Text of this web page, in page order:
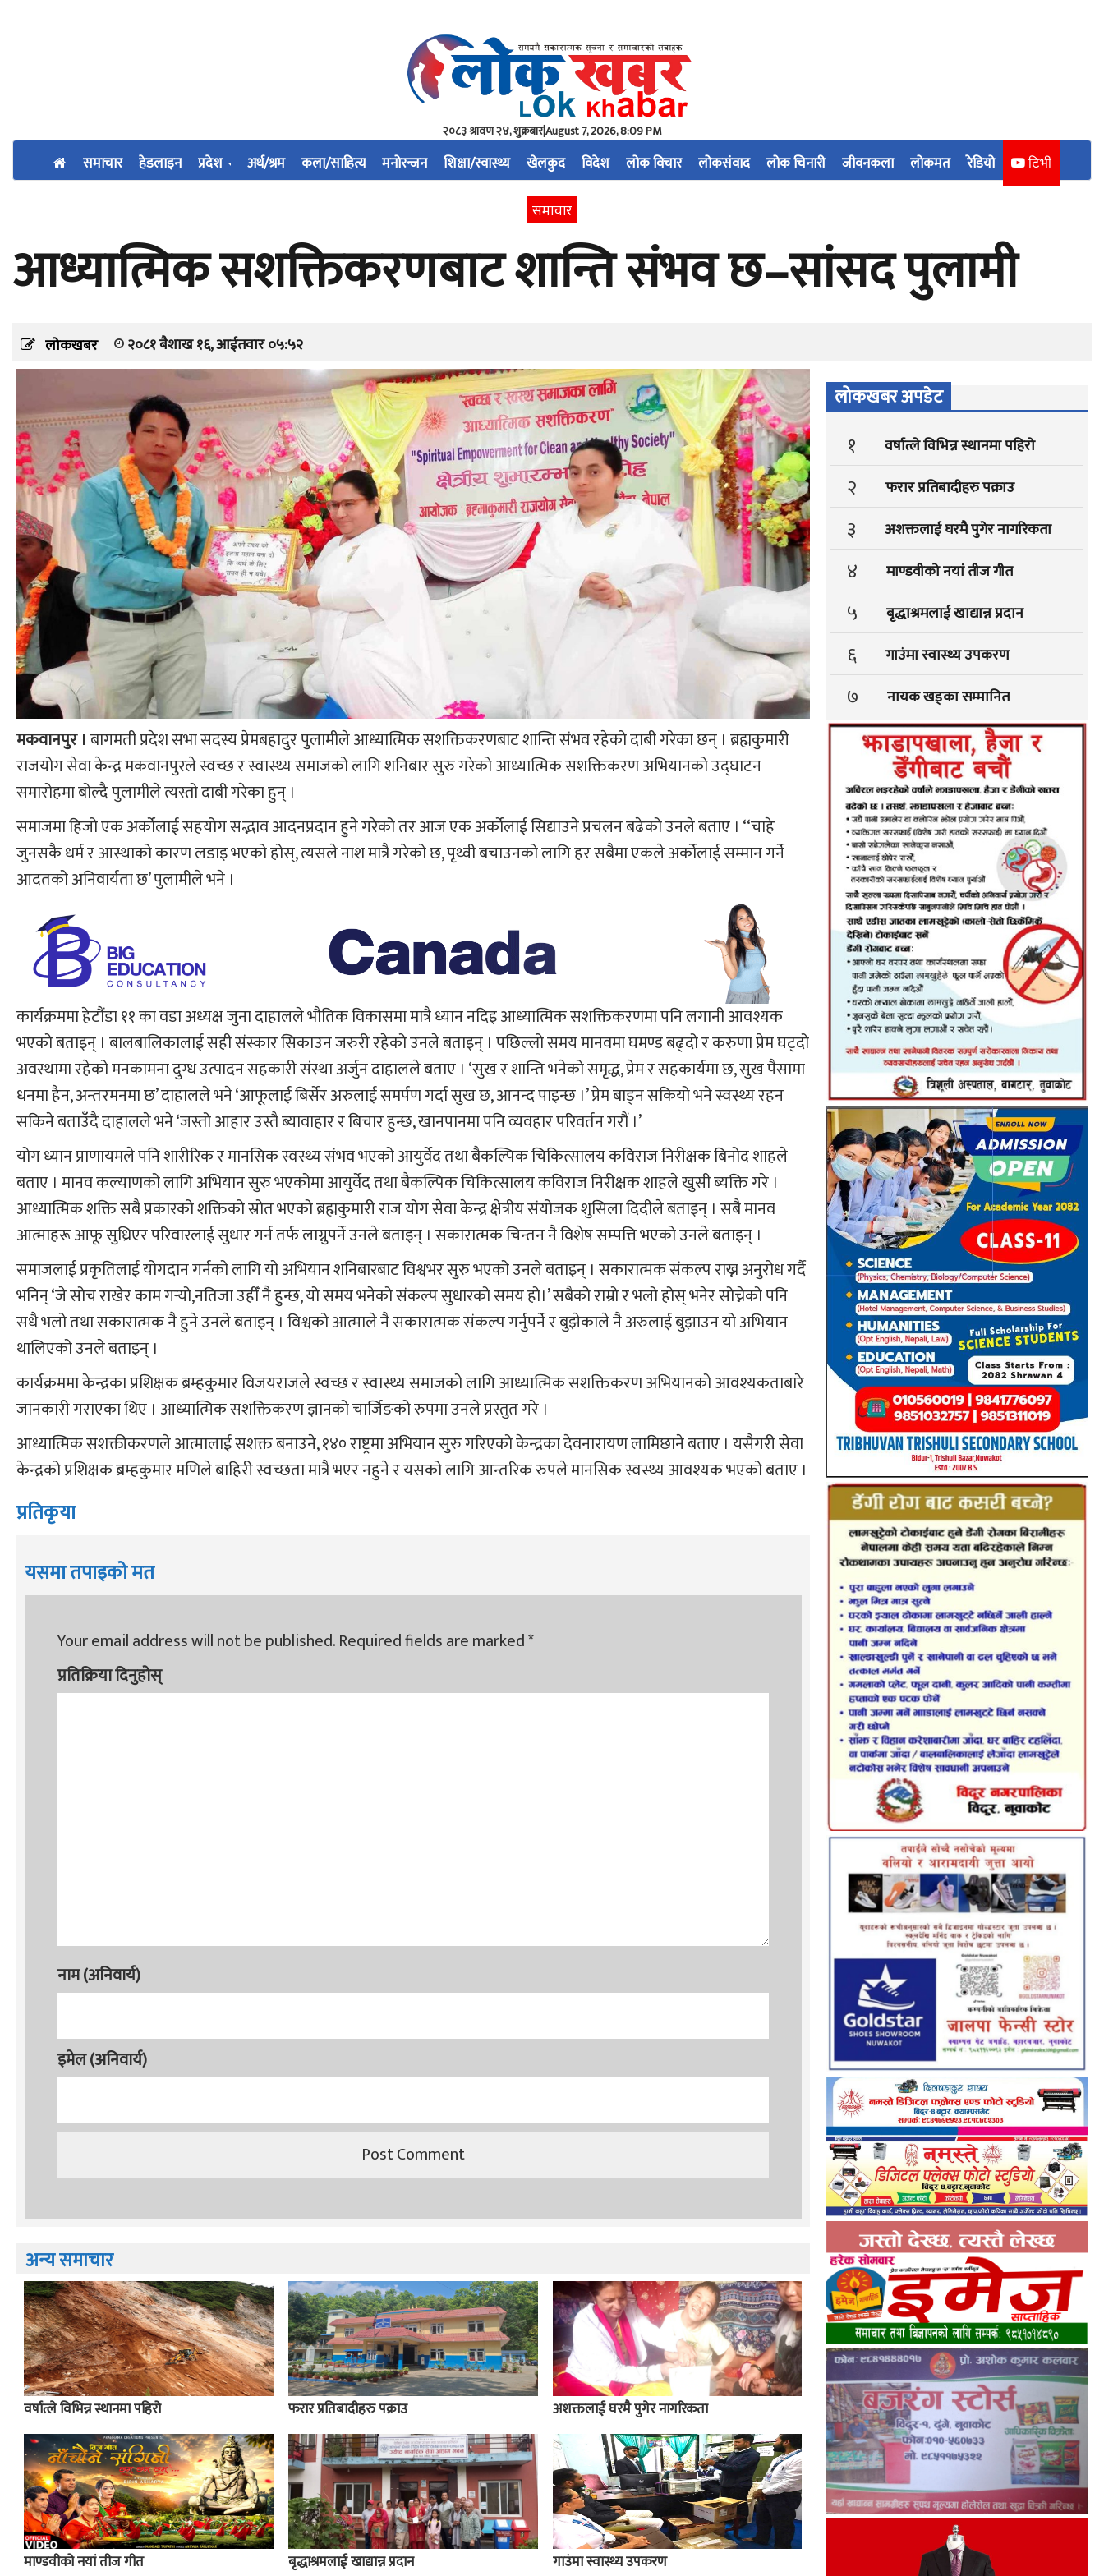
२०८३ श्रावण २४, शुक्रबार|August 7, 2026, 8:09 PM
समाचार हेडलाइन प्रदेश अर्थ/श्रम कला/साहित्य मनोरन्जन शिक्षा/स्वास्थ्य खेलकुद विदेश लोक विचार लोकसंवाद लोक चिनारी जीवनकला लोकमत रेडियो टिभी
समाचार
आध्यात्मिक सशक्तिकरणबाट शान्ति संभव छ–सांसद पुलामी
लोकखबर २०८१ बैशाख १६, आईतवार ०५:५२
मकवानपुर ।बागमती प्रदेश सभा सदस्य प्रेमबहादुर पुलामीले आध्यात्मिक सशक्तिकरणबाट शान्ति संभव रहेको दाबी गरेका छन् । ब्रह्मकुमारी
राजयोग सेवा केन्द्र मकवानपुरले स्वच्छ र स्वास्थ्य समाजको लागि शनिबार सुरु गरेको आध्यात्मिक सशक्तिकरण अभियानको उद्घाटन
समारोहमा बोल्दै पुलामीले त्यस्तो दाबी गरेका हुन् ।
समाजमा हिजो एक अर्कोलाई सहयोग सद्भाव आदनप्रदान हुने गरेको तर आज एक अर्कोलाई सिद्याउने प्रचलन बढेको उनले बताए । ‘‘चाहे
जुनसकै धर्म र आस्थाको कारण लडाइ भएको होस्, त्यसले नाश मात्रै गरेको छ, पृथ्वी बचाउनको लागि हर सबैमा एकले अर्कोलाई सम्मान गर्ने
आदतको अनिवार्यता छ’ पुलामीले भने ।
कार्यक्रममा हेटौंडा ११ का वडा अध्यक्ष जुना दाहालले भौतिक विकासमा मात्रै ध्यान नदिइ आध्यात्मिक सशक्तिकरणमा पनि लगानी आवश्यक
भएको बताइन् । बालबालिकालाई सही संस्कार सिकाउन जरुरी रहेको उनले बताइन् । पछिल्लो समय मानवमा घमण्ड बढ्दो र करुणा प्रेम घट्दो
अवस्थामा रहेको मनकामना दुग्ध उत्पादन सहकारी संस्था अर्जुन दाहालले बताए । ‘सुख र शान्ति भनेको समृद्ध, प्रेम र सहकार्यमा छ, सुख पैसामा
धनमा हैन, अन्तरमनमा छ’ दाहालले भने ‘आफूलाई बिर्सेर अरुलाई समर्पण गर्दा सुख छ, आनन्द पाइन्छ ।’ प्रेम बाड्न सकियो भने स्वस्थ्य रहन
सकिने बताउँदै दाहालले भने ‘जस्तो आहार उस्तै ब्यावाहार र बिचार हुन्छ, खानपानमा पनि व्यवहार परिवर्तन गरौं ।’
योग ध्यान प्राणायमले पनि शारीरिक र मानसिक स्वस्थ्य संभव भएको आयुर्वेद तथा बैकल्पिक चिकित्सालय कविराज निरीक्षक बिनोद शाहले
बताए । मानव कल्याणको लागि अभियान सुरु भएकोमा आयुर्वेद तथा बैकल्पिक चिकित्सालय कविराज निरीक्षक शाहले खुसी ब्यक्ति गरे ।
आध्यात्मिक शक्ति सबै प्रकारको शक्तिको स्रोत भएको ब्रह्मकुमारी राज योग सेवा केन्द्र क्षेत्रीय संयोजक शुसिला दिदीले बताइन् । सबै मानव
आत्माहरू आफू सुध्रिएर परिवारलाई सुधार गर्न तर्फ लाग्नुपर्ने उनले बताइन् । सकारात्मक चिन्तन नै विशेष सम्पत्ति भएको उनले बताइन् ।
समाजलाई प्रकृतिलाई योगदान गर्नको लागि यो अभियान शनिबारबाट विश्वभर सुरु भएको उनले बताइन् । सकारात्मक संकल्प राख्न अनुरोध गर्दै
भनिन् ‘जे सोच राखेर काम गर्‍यो,नतिजा उहीँ नै हुन्छ, यो समय भनेको संकल्प सुधारको समय हो।’ सबैको राम्रो र भलो होस् भनेर सोच्नेको पनि
सधै भलो तथा सकारात्मक नै हुने उनले बताइन् । विश्वको आत्माले नै सकारात्मक संकल्प गर्नुपर्ने र बुझेकाले नै अरुलाई बुझाउन यो अभियान
थालिएको उनले बताइन् ।
कार्यक्रममा केन्द्रका प्रशिक्षक ब्रम्हकुमार विजयराजले स्वच्छ र स्वास्थ्य समाजको लागि आध्यात्मिक सशक्तिकरण अभियानको आवश्यकताबारे
जानकारी गराएका थिए । आध्यात्मिक सशक्तिकरण ज्ञानको चार्जिङको रुपमा उनले प्रस्तुत गरे ।
आध्यात्मिक सशक्तीकरणले आत्मालाई सशक्त बनाउने, १४० राष्ट्रमा अभियान सुरु गरिएको केन्द्रका देवनारायण लामिछाने बताए । यसैगरी सेवा
केन्द्रको प्रशिक्षक ब्रम्हकुमार मणिले बाहिरी स्वच्छता मात्रै भएर नहुने र यसको लागि आन्तरिक रुपले मानसिक स्वस्थ्य आवश्यक भएको बताए ।
प्रतिकृया
यसमा तपाइको मत
Your email address will not be published.Required fields are marked*
प्रतिक्रिया दिनुहोस्
नाम (अनिवार्य)
इमेल (अनिवार्य)
अन्य समाचार
वर्षात्ले विभिन्न स्थानमा पहिरो फरार प्रतिबादीहरु पक्राउ अशक्तलाई घरमै पुगेर नागरिकता
माण्डवीको नयां तीज गीत बृद्धाश्रमलाई खाद्यान्न प्रदान गाउंमा स्वास्थ्य उपकरण
लोकखबर अपडेट
१ वर्षात्ले विभिन्न स्थानमा पहिरो
२ फरार प्रतिबादीहरु पक्राउ
३ अशक्तलाई घरमै पुगेर नागरिकता
४ माण्डवीको नयां तीज गीत
५ बृद्धाश्रमलाई खाद्यान्न प्रदान
६ गाउंमा स्वास्थ्य उपकरण
७ नायक खड्का सम्मानित